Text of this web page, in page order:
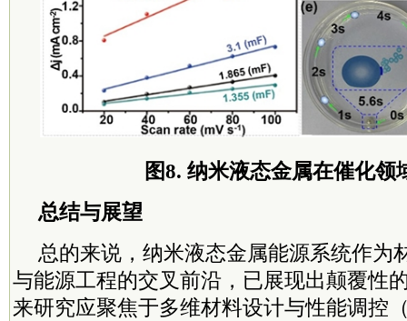
图8. 纳米液态金属在催化领
总结与展望
总的来说，纳米液态金属能源系统作为
与能源工程的交叉前沿，已展现出颠覆性
来研究应聚焦于多维材料设计与性能调控